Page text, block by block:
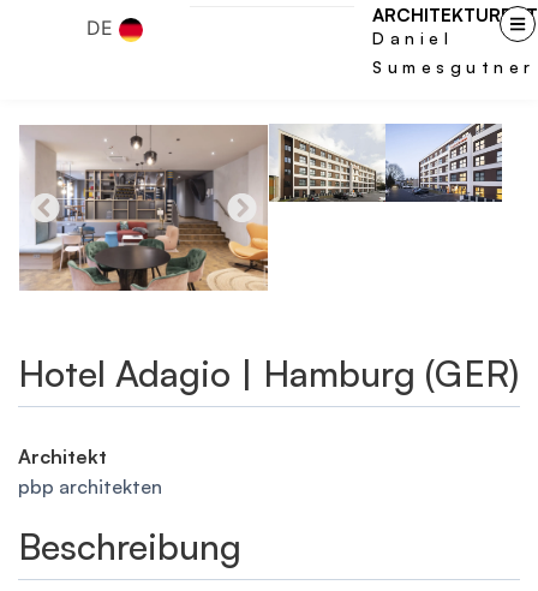
DE
Daniel
Sumesgutner
Hotel Adagio | Hamburg (GER)
Architekt
pbp architekten
Beschreibung